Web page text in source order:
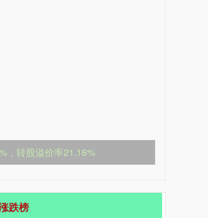
，转股溢价率21.16%
跌榜